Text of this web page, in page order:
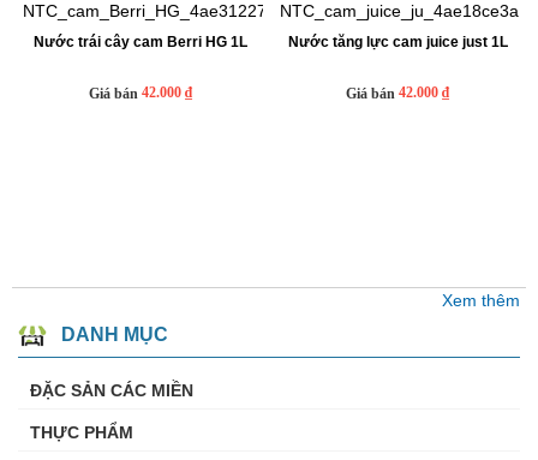
DANH MỤC
ĐẶC SẢN CÁC MIỀN
THỰC PHẨM
Nước trái cây cam Berri HG 1L
Giá bán 42.000 ₫
Nước tăng lực cam juice just 1L
Giá bán 42.000 ₫
Xem thêm